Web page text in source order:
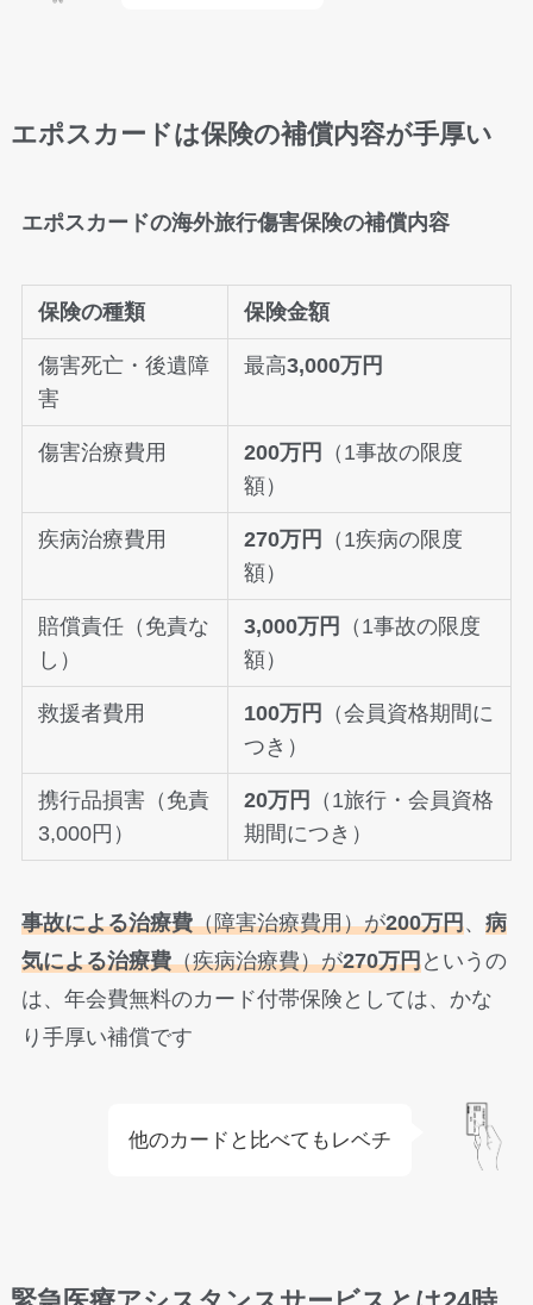
エポスカードは保険の補償内容が手厚い
エポスカードの海外旅行傷害保険の補償内容
保険の種類 保険金額
傷害死亡・後遺障
害
最高3,000万円
傷害治療費用 200万円
（1事故の限度
額）
疾病治療費用 270万円
（1疾病の限度
額）
賠償責任（免責な
し）
3,000万円
（1事故の限度
額）
救援者費用 100万円
（会員資格期間に
つき）
携行品損害（免責
3,000円）
20万円
（1旅行・会員資格
期間につき）
事故による治療費（障害治療費用）が200万円、 病
気による治療費（疾病治療費）が270万円というの
は、年会費無料のカード付帯保険としては、かな
り手厚い補償です
他のカードと比べてもレベチ